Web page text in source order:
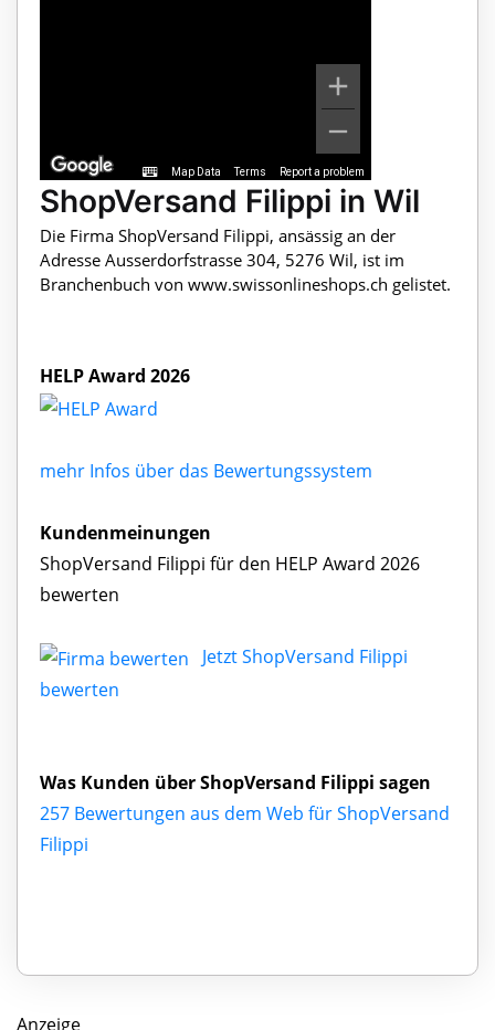
Map Data Terms Report a problem
ShopVersand Filippi in Wil
Die Firma ShopVersand Filippi, ansässig an der
Adresse Ausserdorfstrasse 304, 5276 Wil, ist im
Branchenbuch von www.swissonlineshops.ch gelistet.
HELP Award 2026
mehr Infos über das Bewertungssystem
Kundenmeinungen
ShopVersand Filippi für den HELP Award 2026
bewerten
Jetzt ShopVersand Filippi
bewerten
Was Kunden über ShopVersand Filippi sagen
257 Bewertungen aus dem Web für ShopVersand
Filippi
Anzeige